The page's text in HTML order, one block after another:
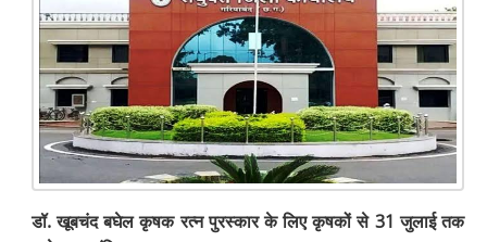
डॉ. खूबचंद बघेल कृषक रत्न पुरस्कार के लिए कृषकों से 31 जुलाई तक